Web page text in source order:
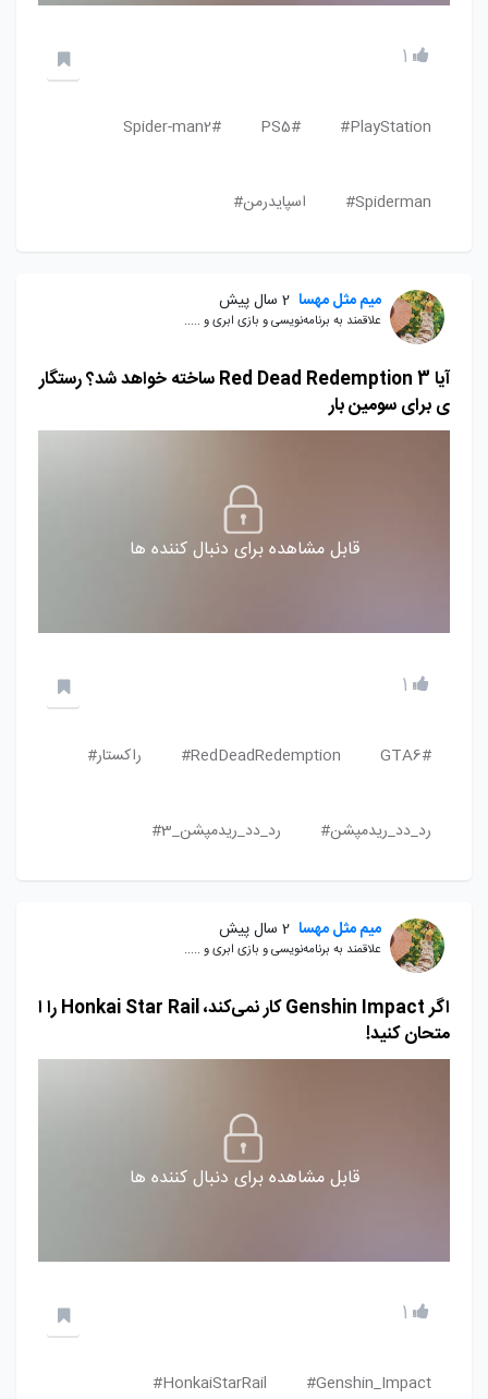
1
PlayStation#
PS5#
Spider-man2#
Spiderman# اسپایدرمن#
میم مثل مهسا 2 سال پیش
علاقمند به برنامه‌نویسی و بازی ابری و .....
آیا Red Dead Redemption 3 ساخته خواهد شد؟ رستگار
ی برای سومین بار
قابل مشاهده برای دنبال کننده ها
1
GTA6#
RedDeadRedemption# راکستار#
رد_دد_ریدمپشن# رد_دد_ریدمپشن_3#
میم مثل مهسا 2 سال پیش
علاقمند به برنامه‌نویسی و بازی ابری و .....
اگر Genshin Impact کار نمی‌کند، Honkai Star Rail را ا
متحان کنید!
قابل مشاهده برای دنبال کننده ها
1
Genshin_Impact#
HonkaiStarRail#